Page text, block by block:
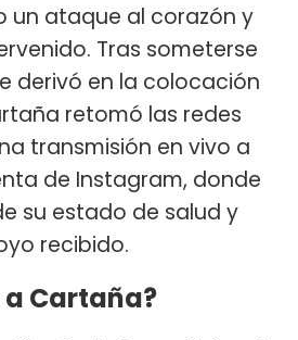
un ataque al corazón y
Tras someterse
derivó en la colocación
retomó las redes
transmisión en vivo a
de Instagram, donde
su estado de salud y
recibido.
a Cartaña?